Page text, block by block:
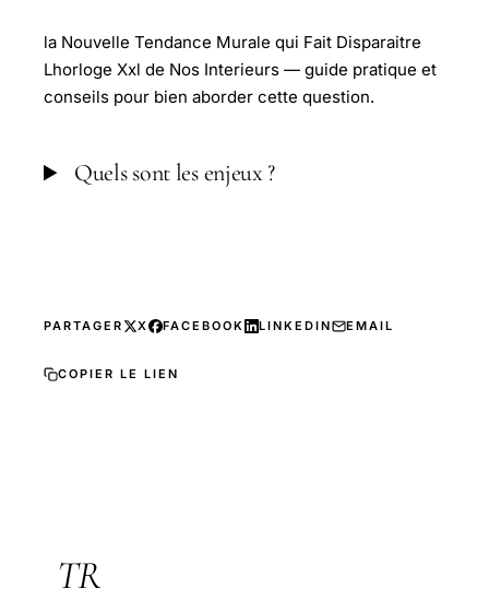
la Nouvelle Tendance Murale qui Fait Disparaitre
Lhorloge Xxl de Nos Interieurs — guide pratique et
conseils pour bien aborder cette question.
Quels sont les enjeux ?
PARTAGER X FACEBOOK LINKEDIN EMAIL
COPIER LE LIEN
TR